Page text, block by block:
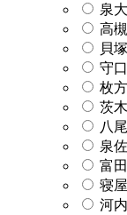
泉
高
貝
守
枚
茨
八
泉
富
寝
河